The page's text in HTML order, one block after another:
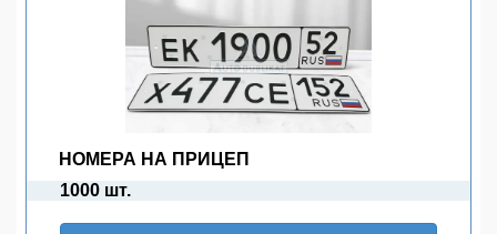
НОМЕРА НА ПРИЦЕП
1000 шт.